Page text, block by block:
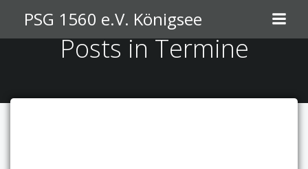
Inhalt
springen
PSG 1560 e.V. Königsee
Posts in Termine